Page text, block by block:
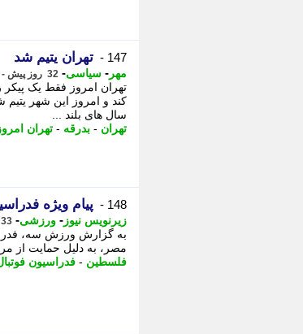
147 - تهران یتیم شد
مهر - سیاسی- 32 روز پیش - دوشنبه 15 تیر 1405، 05:45
تهران امروز فقط یک پیکر
کند و امروز این شهر یتیم
سال های بلند ...
تهران - بدرقه - تهران امروز
148 - پیام ویژه
زیرنویس نیوز - ورزشی- 33 روز پیش - دوشنبه 15 تیر 1405، 00:23
به گزارش ورزش سه،
مصر، به دلیل حمایت از
فلسطین - فدراسیون